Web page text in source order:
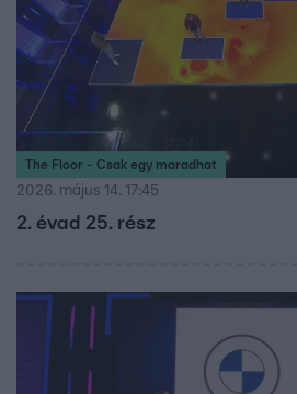
The Floor - Csak egy maradhat
2026. május 14. 17:45
2. évad 25. rész